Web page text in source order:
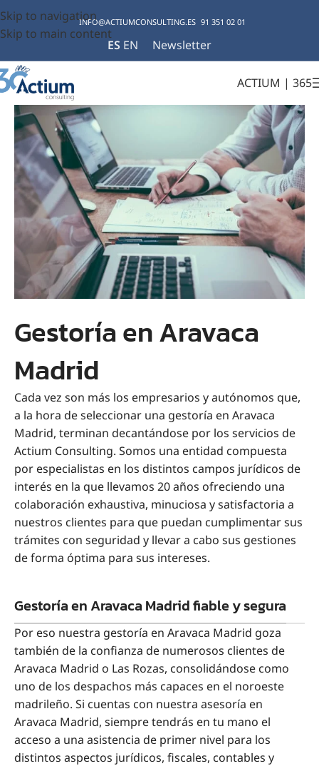
Skip to navigation
Skip to main content
INFO@ACTIUMCONSULTING.ES 91 351 02 01
ES EN Newsletter
ACTIUM | 365
Gestoría en Aravaca
Madrid
Cada vez son más los empresarios y autónomos que,
a la hora de seleccionar una gestoría en Aravaca
Madrid, terminan decantándose por los servicios de
Actium Consulting. Somos una entidad compuesta
por especialistas en los distintos campos jurídicos de
interés en la que llevamos 20 años ofreciendo una
colaboración exhaustiva, minuciosa y satisfactoria a
nuestros clientes para que puedan cumplimentar sus
trámites con seguridad y llevar a cabo sus gestiones
de forma óptima para sus intereses.
Gestoría en Aravaca Madrid fiable y segura
Por eso nuestra gestoría en Aravaca Madrid goza
también de la confianza de numerosos clientes de
Aravaca Madrid o Las Rozas, consolidándose como
uno de los despachos más capaces en el noroeste
madrileño. Si cuentas con nuestra asesoría en
Aravaca Madrid, siempre tendrás en tu mano el
acceso a una asistencia de primer nivel para los
distintos aspectos jurídicos, fiscales, contables y